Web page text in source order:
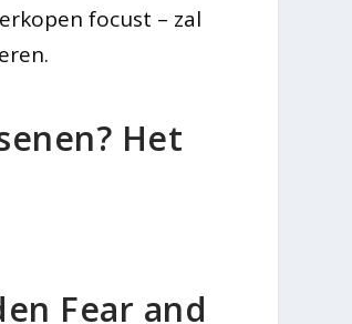
focust – zal
Het
Fear and